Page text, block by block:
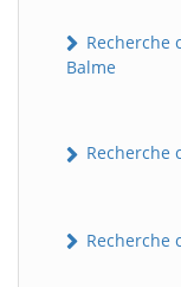
Recherche
Balme
Recherche
Recherche